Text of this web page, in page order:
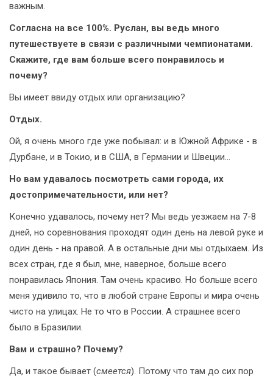
важным.
Согласна на все 100%. Руслан, вы ведь много
путешествуете в связи с различными чемпионатами.
Скажите, где вам больше всего понравилось и
почему?
Вы имеет ввиду отдых или организацию?
Отдых.
Ой, я очень много где уже побывал: и в Южной Африке - в
Дурбане, и в Токио, и в США, в Германии и Швеции...
Но вам удавалось посмотреть сами города, их
достопримечательности, или нет?
Конечно удавалось, почему нет? Мы ведь уезжаем на 7-8
дней, но соревнования проходят один день на левой руке и
один день - на правой. А в остальные дни мы отдыхаем. Из
всех стран, где я был, мне, наверное, больше всего
понравилась Япония. Там очень красиво. Но больше всего
меня удивило то, что в любой стране Европы и мира очень
чисто на улицах. Не то что в России. А страшнее всего
было в Бразилии.
Вам и страшно? Почему?
Да, и такое бывает (смеется). Потому что там до сих пор